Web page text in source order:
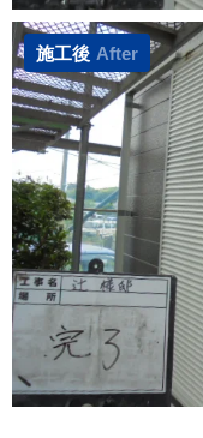
施工後 After